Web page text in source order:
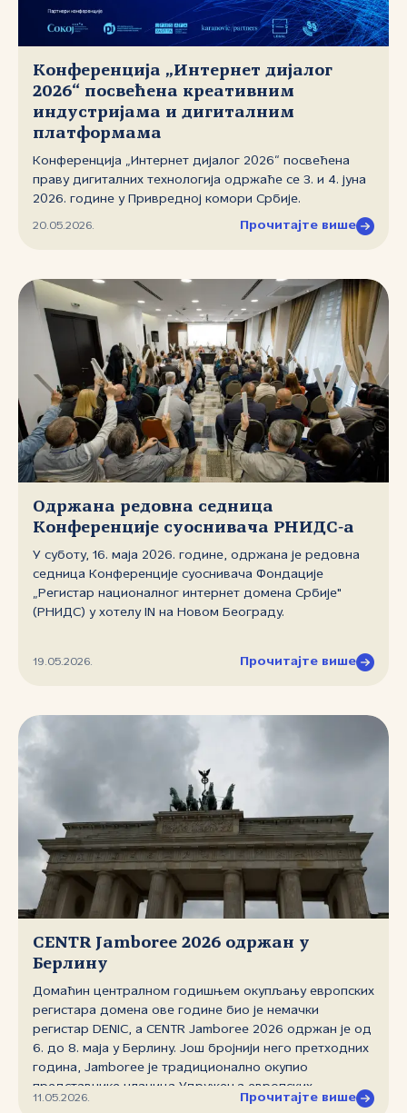
Конференција „Интернет дијалог
2026“ посвећена креативним
индустријама и дигиталним
платформама
Конференција „Интернет дијалог 2026“ посвећена
праву дигиталних технологија одржаће се 3. и 4. јуна
2026. године у Привредној комори Србије.
Конференцију организују Фондација „Регистар
20.05.2026. Прочитајте више
Одржана редовна седница
Конференције суоснивача РНИДС‑а
У суботу, 16. маја 2026. године, одржана је редовна
седница Конференције суоснивача Фондације
„Регистар националног интернет домена Србије"
(РНИДС) у хотелу IN на Новом Београду.
19.05.2026. Прочитајте више
CENTR Jamboree 2026 одржан у
Берлину
Домаћин централном годишњем окупљању европских
регистара домена ове године био је немачки
регистар DENIC, a CENTR Jamboree 2026 одржан је од
6. до 8. маја у Берлину. Још бројнији него претходних
година, Jamboree је традиционално окупио
представнике чланица Удружења европских
националних регистара домена највишег нивоа
11.05.2026. Прочитајте више